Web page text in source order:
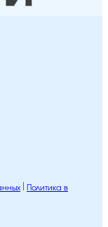
Политика в